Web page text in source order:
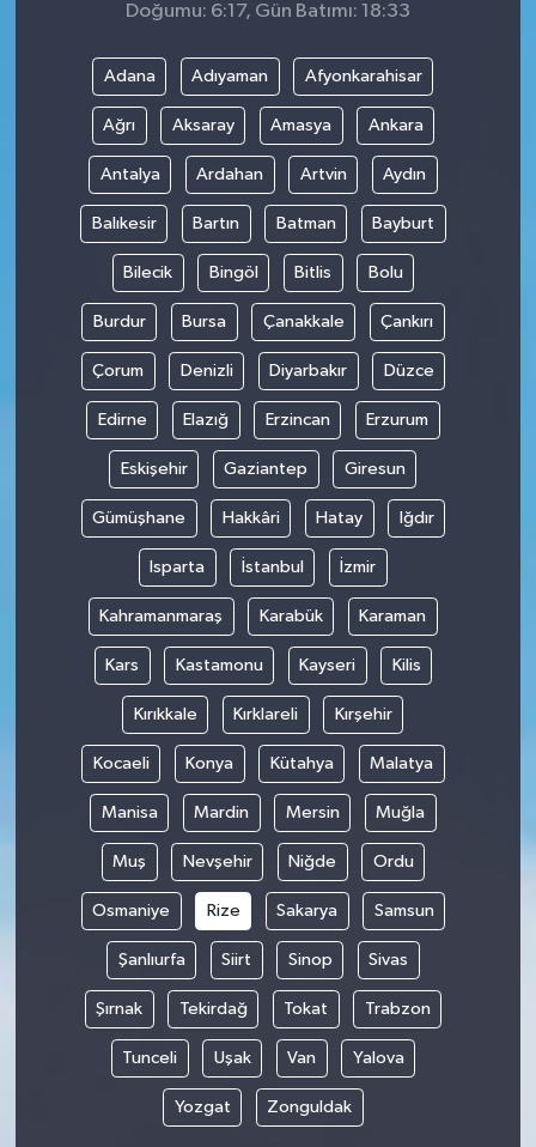
Doğumu: 6:17, Gün Batımı: 18:33
Adana Adıyaman Afyonkarahisar
Ağrı Aksaray Amasya Ankara
Antalya Ardahan Artvin Aydın
Balıkesir Bartın Batman Bayburt
Bilecik Bingöl Bitlis Bolu
Burdur Bursa Çanakkale Çankırı
Çorum Denizli Diyarbakır Düzce
Edirne Elazığ Erzincan Erzurum
Eskişehir Gaziantep Giresun
Gümüşhane Hakkâri Hatay Iğdır
Isparta İstanbul İzmir
Kahramanmaraş Karabük Karaman
Kars Kastamonu Kayseri Kilis
Kırıkkale Kırklareli Kırşehir
Kocaeli Konya Kütahya Malatya
Manisa Mardin Mersin Muğla
Muş Nevşehir Niğde Ordu
Osmaniye Rize Sakarya Samsun
Şanlıurfa Siirt Sinop Sivas
Şırnak Tekirdağ Tokat Trabzon
Tunceli Uşak Van Yalova
Yozgat Zonguldak